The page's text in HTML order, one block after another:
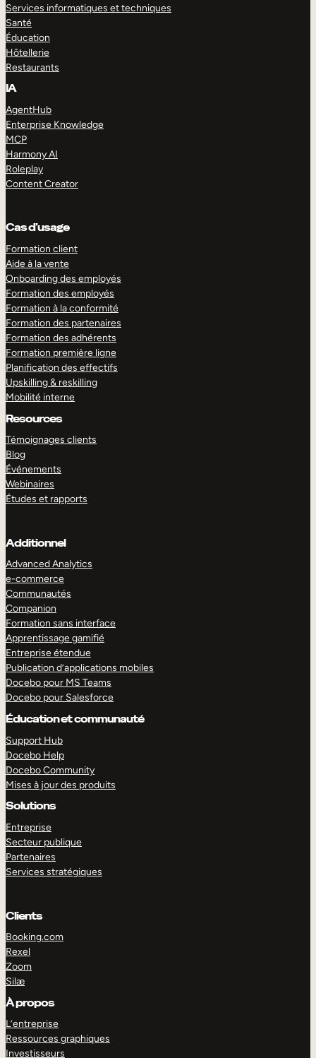
Services informatiques et techniques
Santé
Éducation
Hôtellerie
Restaurants
IA
AgentHub
Enterprise Knowledge
MCP
Harmony AI
Roleplay
Content Creator
Cas d’usage
Formation client
Aide à la vente
Onboarding des employés
Formation des employés
Formation à la conformité
Formation des partenaires
Formation des adhérents
Formation première ligne
Planification des effectifs
Upskilling & reskilling
Mobilité interne
Resources
Témoignages clients
Blog
Événements
Webinaires
Études et rapports
Additionnel
Advanced Analytics
e-commerce
Communautés
Companion
Formation sans interface
Apprentissage gamifié
Entreprise étendue
Publication d’applications mobiles
Docebo pour MS Teams
Docebo pour Salesforce
Éducation et communauté
Support Hub
Docebo Help
Docebo Community
Mises à jour des produits
Solutions
Entreprise
Secteur publique
Partenaires
Services stratégiques
Clients
Booking.com
Rexel
Zoom
Silæ
À propos
L’entreprise
Ressources graphiques
Investisseurs